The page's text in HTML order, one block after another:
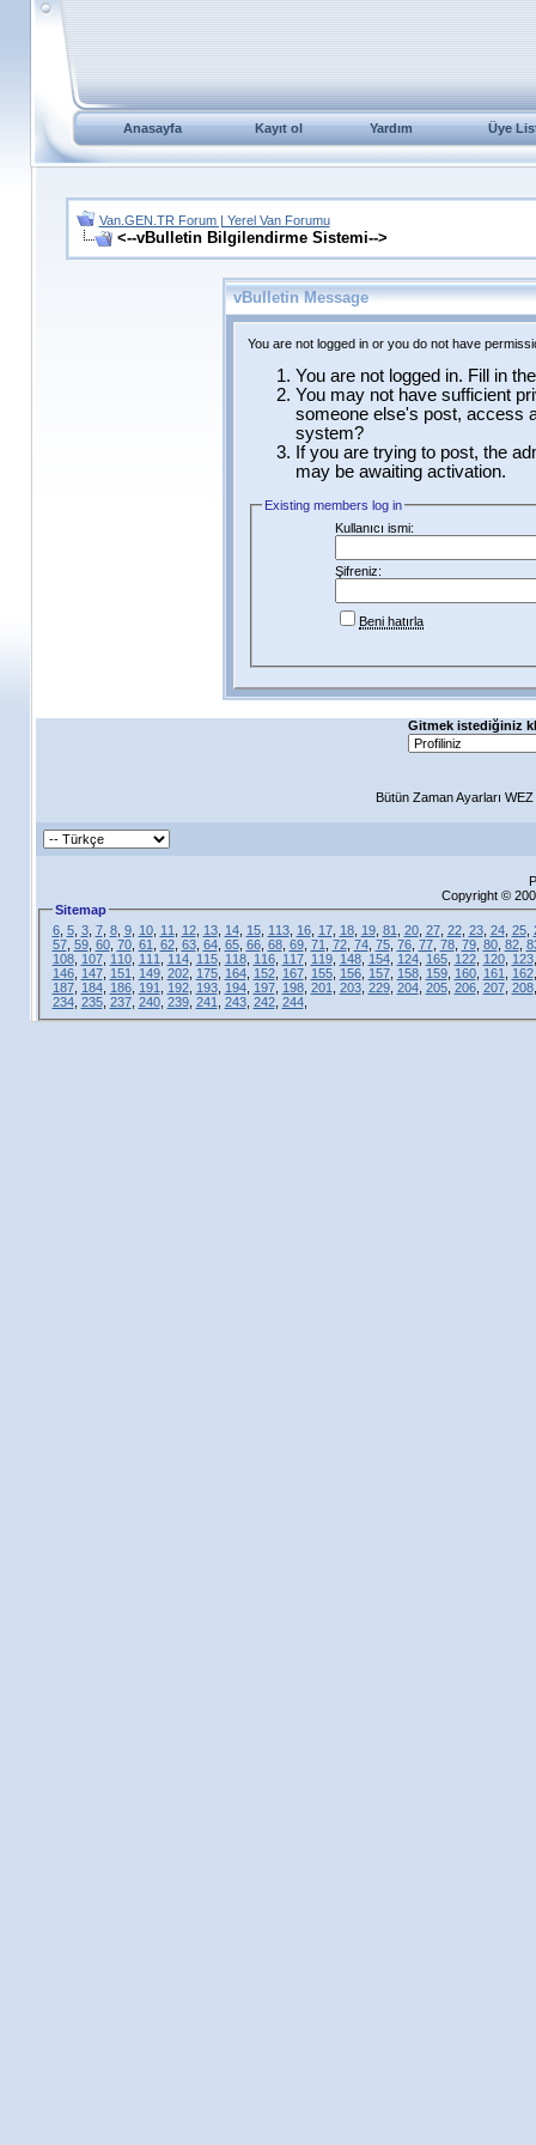
Anasayfa Kayıt ol Yardım Üye
Van.GEN.TR Forum | Yerel Van Forumu
<--vBulletin Bilgilendirme Sistemi-->
vBulletin Message
You are not logged in or you do not have
You are not logged in. Fill in
You may not have sufficient
someone else's post, access
system?
If you are trying to post, the
may be awaiting activation.
Existing members log in
Kullanıcı ismi:
Şifreniz:
Beni hatırla
Gitmek istediğiniz
Bütün Zaman Ayarları
Copyright ©
Sitemap
6, 5, 3, 7, 8, 9, 10, 11 12, 13, 14, 15, 113, 16, 17, 18, 19, 81 20, 27, 22, 23, 24, 25,
57, 59, 60, 70, 61 62, 63, 64, 65, 66, 68, 69, 71 72, 74, 75, 76, 77, 78, 79, 80, 82,
108, 107, 110, 111 114, 115, 118, 116, 117, 119, 148, 154, 124, 165, 122, 120, 123
146, 147, 151 149, 202, 175, 164, 152, 167, 155, 156, 157, 158, 159, 160, 161 162
187, 184, 186, 191 192, 193, 194, 197, 198, 201 203, 229, 204, 205, 206, 207, 208
234, 235, 237, 240, 239, 241 243, 242, 244,